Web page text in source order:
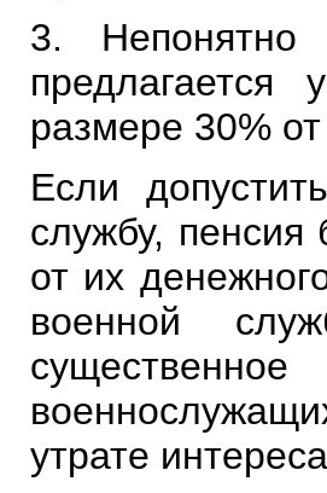
3. Непонятно
предлагается
размере 30%
Если
службу, пенсия
от их
военной
утрате